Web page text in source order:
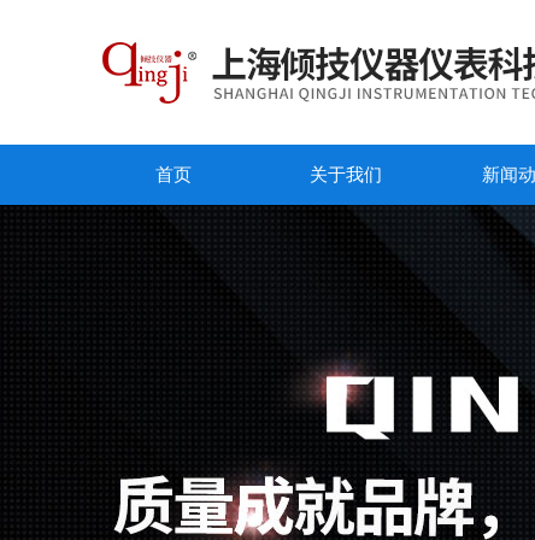
首页 关于我们 新闻